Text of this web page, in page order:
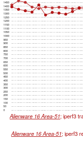
0
50
100
150
200
250
300
350
400
450
500
550
600
650
700
750
800
850
900
950
1000
1050
1100
1150
1200
1250
1300
1350
1400
1450
Alienware 16 Area-51; iperf3
Alienware 16 Area-51; iperf3